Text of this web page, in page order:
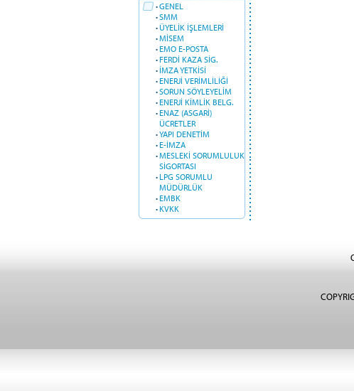
·GENEL
·SMM
·ÜYELİK İŞLEMLERİ
·MİSEM
·EMO E-POSTA
·FERDİ KAZA SİG.
·İMZA YETKİSİ
·ENERJİ VERİMLİLİĞİ
·SORUN SÖYLEYELİM
·ENERJİ KİMLİK BELG.
·ENAZ (ASGARİ)
ÜCRETLER
·YAPI DENETİM
·E-İMZA
·MESLEKİ SORUMLULUK
SİGORTASI
·LPG SORUMLU
MÜDÜRLÜK
·EMBK
·KVKK